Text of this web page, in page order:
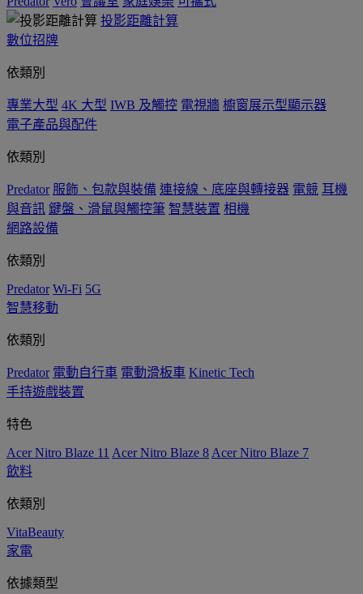
投影距離計算
數位招牌
依類別
專業大型 4K 大型 IWB 及觸控 電視牆 櫥窗展示型顯示器
電子產品與配件
依類別
Predator 服飾、包款與裝備 連接線、底座與轉接器 電競 耳機
與音訊 鍵盤、滑鼠與觸控筆 智慧裝置 相機
網路設備
依類別
Predator Wi-Fi 5G
智慧移動
依類別
Predator 電動自行車 電動滑板車 Kinetic Tech
手持遊戲裝置
特色
Acer Nitro Blaze 11 Acer Nitro Blaze 8 Acer Nitro Blaze 7
飲料
依類別
VitaBeauty
家電
依據類型